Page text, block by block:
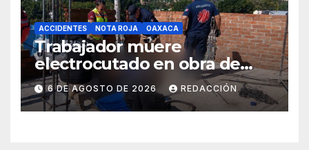
ACCIDENTES NOTA ROJA OAXACA
Trabajador muere
electrocutado en obra de
Soledad Etla; dos jóvenes
resultan gravemente
lesionados
6 DE AGOSTO DE 2026 REDACCIÓN